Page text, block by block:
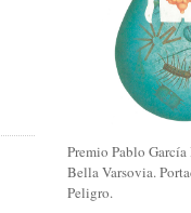
Premio Pablo
Bella Varsovia.
Peligro.